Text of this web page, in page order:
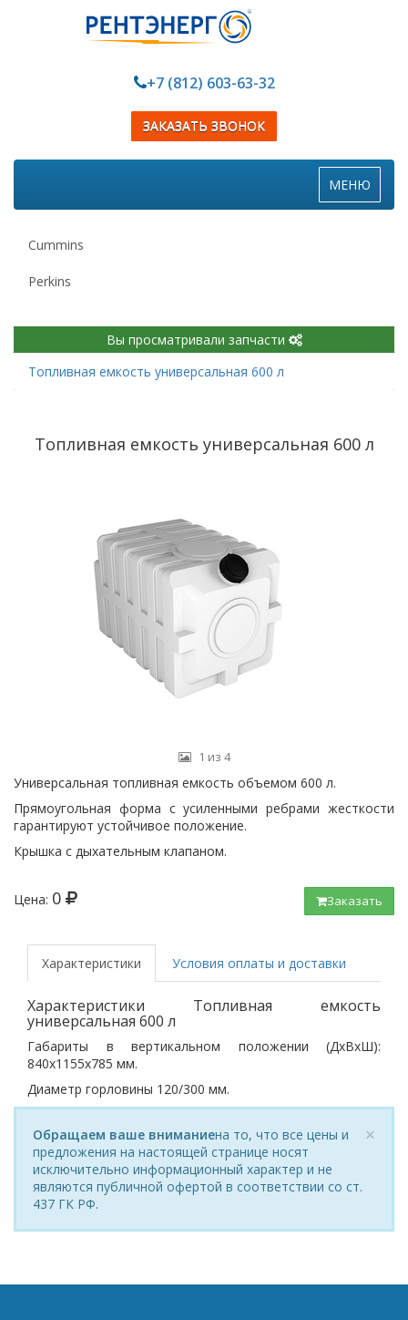
+7 (812) 603-63-32
ЗАКАЗАТЬ ЗВОНОК
Toggle
navigation
МЕНЮ
Cummins
Perkins
Вы просматривали запчасти
Топливная емкость универсальная 600 л
Топливная емкость универсальная 600 л
1 из 4
Универсальная топливная емкость объемом 600 л.
Прямоугольная форма с усиленными ребрами жесткости
гарантируют устойчивое положение.
Крышка с дыхательным клапаном.
Цена: 0 Заказать
Характеристики Условия оплаты и доставки
Характеристики Топливная емкость
универсальная 600 л
Габариты в вертикальном положении (ДхВхШ):
840х1155x785 мм.
Диаметр горловины 120/300 мм.
×
Обращаем ваше вниманиена то, что все цены и
предложения на настоящей странице носят
исключительно информационный характер и не
являются публичной офертой в соответствии со ст.
437 ГК РФ.